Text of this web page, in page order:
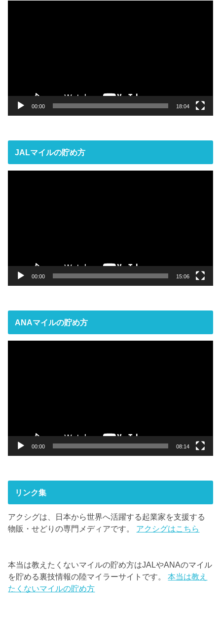
00:00 18:04
JALマイルの貯め方
00:00 15:06
ANAマイルの貯め方
00:00 08:14
リンク集
アクシグは、日本から世界へ活躍する起業家を支援する
物販・せどりの専門メディアです。 アクシグはこちら
本当は教えたくないマイルの貯め方はJALやANAのマイル
を貯める裏技情報の陸マイラーサイトです。本当は教え
たくないマイルの貯め方